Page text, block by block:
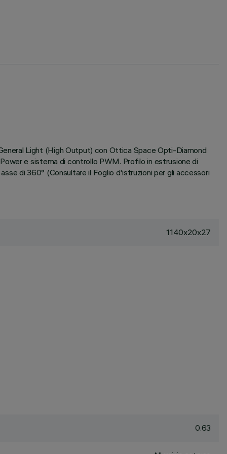
Light (High Output) con Ottica Space Opti-Diamond
e sistema di controllo PWM. Profilo in estrusione di
di 360° (Consultare il Foglio d'istruzioni per gli accessori
1140x20x27
0.63